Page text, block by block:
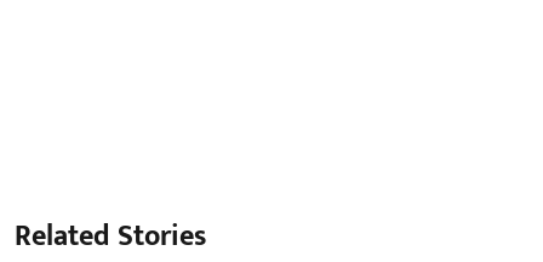
Related Stories